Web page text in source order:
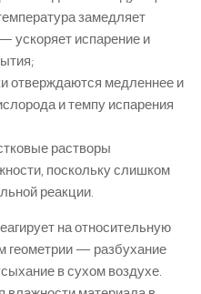
замедляет
ускоряет испарение и
отверждаются медленнее и
и темпу испарения
растворы
поскольку слишком
реакции.
на относительную
геометрии — разбухание
в сухом воздухе.